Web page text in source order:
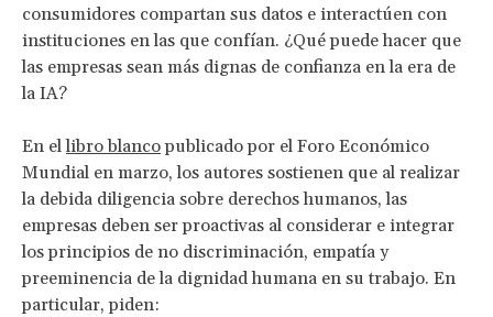
consumidores compartan sus datos e interactúen con
instituciones en las que confían. ¿Qué puede hacer que
las empresas sean más dignas de confianza en la era de
la IA?
En ellibro blancopublicado por el Foro Económico
Mundial en marzo, los autores sostienen que al realizar
la debida diligencia sobre derechos humanos, las
empresas deben ser proactivas al considerar e integrar
los principios de no discriminación, empatía y
preeminencia de la dignidad humana en su trabajo. En
particular, piden: